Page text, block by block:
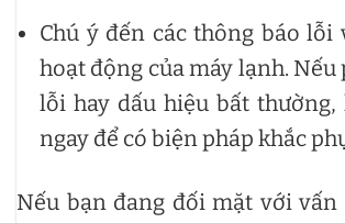
Chú ý đến các thông báo
hoạt động của máy lạnh.
lỗi hay dấu hiệu bất thường,
ngay để có biện pháp khắc
Nếu bạn đang đối mặt với